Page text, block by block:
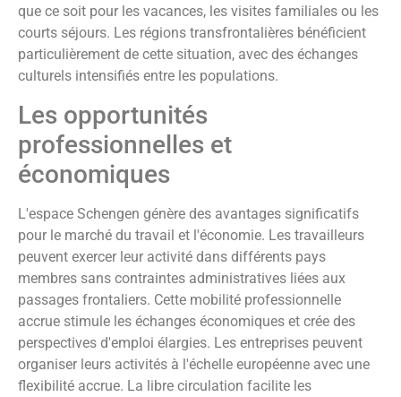
que ce soit pour les vacances, les visites familiales ou les
courts séjours. Les régions transfrontalières bénéficient
particulièrement de cette situation, avec des échanges
culturels intensifiés entre les populations.
Les opportunités
professionnelles et
économiques
L'espace Schengen génère des avantages significatifs
pour le marché du travail et l'économie. Les travailleurs
peuvent exercer leur activité dans différents pays
membres sans contraintes administratives liées aux
passages frontaliers. Cette mobilité professionnelle
accrue stimule les échanges économiques et crée des
perspectives d'emploi élargies. Les entreprises peuvent
organiser leurs activités à l'échelle européenne avec une
flexibilité accrue. La libre circulation facilite les